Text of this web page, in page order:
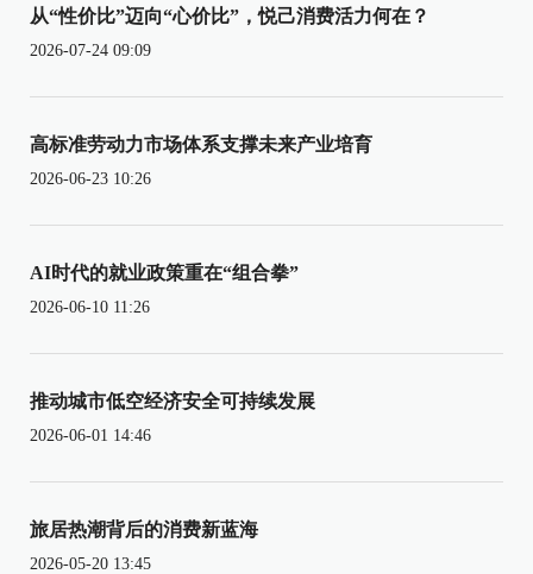
从“性价比”迈向“心价比”，悦己消费活力何在？
2026-07-24 09:09
高标准劳动力市场体系支撑未来产业培育
2026-06-23 10:26
AI时代的就业政策重在“组合拳”
2026-06-10 11:26
推动城市低空经济安全可持续发展
2026-06-01 14:46
旅居热潮背后的消费新蓝海
2026-05-20 13:45